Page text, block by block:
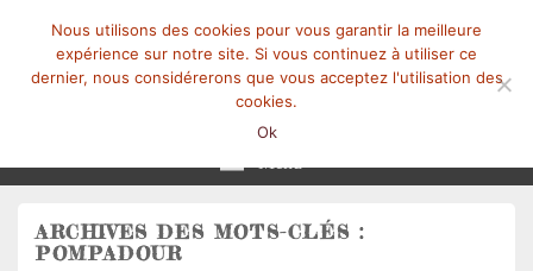
ARCHIVES DES MOTS-CLÉS :
POMPADOUR
Nous utilisons des cookies pour vous garantir la meilleure
expérience sur notre site. Si vous continuez à utiliser ce
dernier, nous considérerons que vous acceptez l'utilisation des
cookies.
Ok